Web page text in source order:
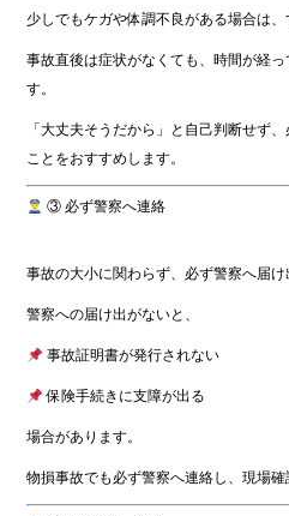
少しでもケガや体調不良がある場合は、
事故直後は症状がなくても、時間が経
す。
「大丈夫そうだから」と自己判断せず
ことをおすすめします。
③ 必ず警察へ連絡
事故の大小に関わらず、必ず警察へ届け
警察への届け出がないと、
事故証明書が発行されない
保険手続きに支障が出る
場合があります。
物損事故でも必ず警察へ連絡し、現場確